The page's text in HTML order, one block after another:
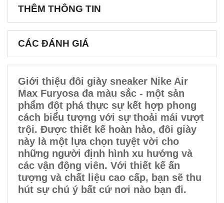
THÊM THÔNG TIN
CÁC ĐÁNH GIÁ
Giới thiệu đôi giày sneaker Nike Air
Max Furyosa đa màu sắc - một sản
phẩm đột phá thực sự kết hợp phong
cách biểu tượng với sự thoải mái vượt
trội. Được thiết kế hoàn hảo, đôi giày
này là một lựa chọn tuyệt vời cho
những người định hình xu hướng và
các vận động viên. Với thiết kế ấn
tượng và chất liệu cao cấp, bạn sẽ thu
hút sự chú ý bất cứ nơi nào bạn đi.